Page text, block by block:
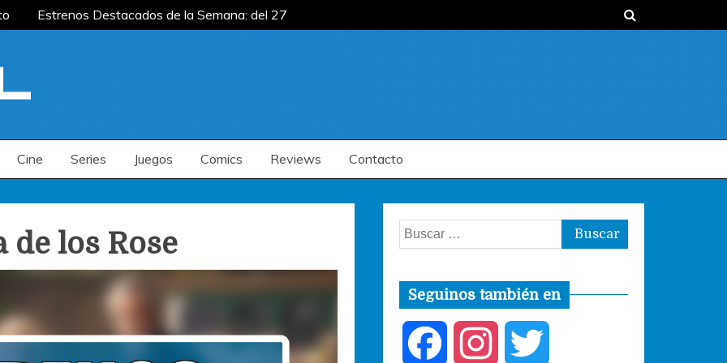
Estrenos Destacados de la Semana: del 27
Cine Series Juegos Comics Reviews Contacto
de los Rose Buscar:
Seguinos también en